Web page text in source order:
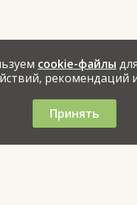
cookie-файлы
рекомендаций
Принять